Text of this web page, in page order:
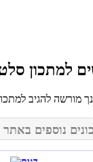
מורשה להגיב